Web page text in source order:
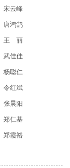
宋云峰
唐鸿鹄
王 丽
武佳佳
杨聪仁
令红斌
张晨阳
郑仁基
郑霞裕